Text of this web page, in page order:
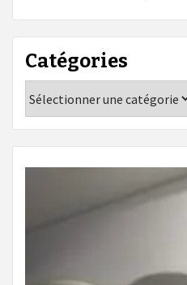
Catégories